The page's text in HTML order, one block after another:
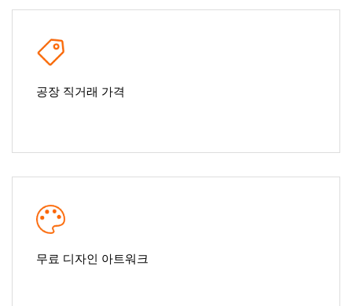
공장 직거래 가격
무료 디자인 아트워크